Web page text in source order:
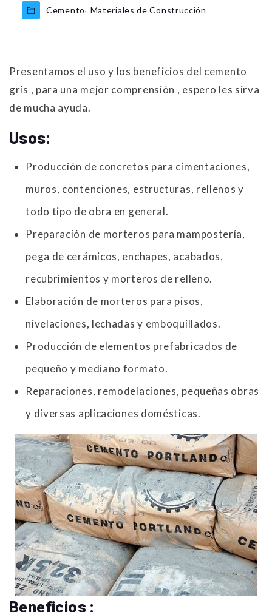
Cemento, Materiales de Construcción
Presentamos el uso y los beneficios del cemento
gris , para una mejor comprensión , espero les sirva
de mucha ayuda.
Usos:
Producción de concretos para cimentaciones,
muros, contenciones, estructuras, rellenos y
todo tipo de obra en general.
Preparación de morteros para mampostería,
pega de cerámicos, enchapes, acabados,
recubrimientos y morteros de relleno.
Elaboración de morteros para pisos,
nivelaciones, lechadas y emboquillados.
Producción de elementos prefabricados de
pequeño y mediano formato.
Reparaciones, remodelaciones, pequeñas obras
y diversas aplicaciones domésticas.
Beneficios :